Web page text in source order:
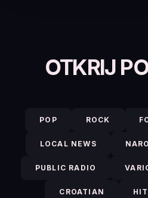
OTKRIJ
POP ROCK
LOCAL NEWS
PUBLIC RADIO
CROATIAN